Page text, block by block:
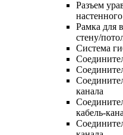
Разъем
Рамка для
стену/
Система
канала
кабель-